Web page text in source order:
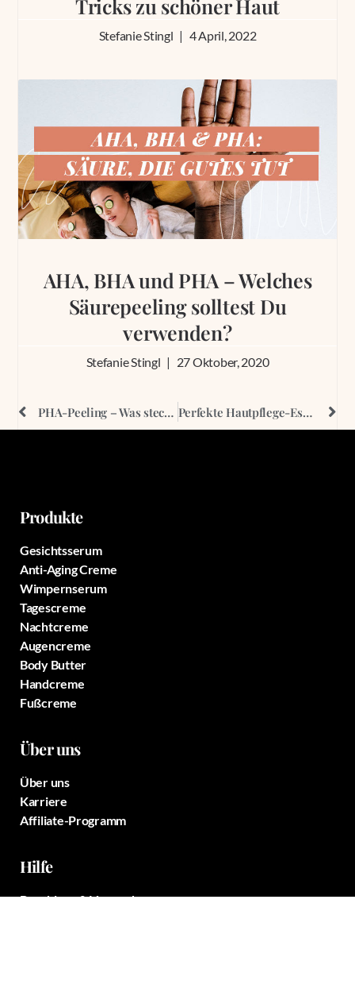
Tricks zu schöner Haut
Stefanie Stingl 4 April, 2022
AHA, BHA und PHA – Welches
Säurepeeling solltest Du
verwenden?
Stefanie Stingl 27 Oktober, 2020
PHA-Peeling – Was steckt dahinter? Perfekte Hautpflege-Essentials zum Verschenken
Produkte
Gesichtsserum
Anti-Aging Creme
Wimpernserum
Tagescreme
Nachtcreme
Augencreme
Body Butter
Handcreme
Fußcreme
Über uns
Über uns
Karriere
Affiliate-Programm
Hilfe
Bezahlung & Versand